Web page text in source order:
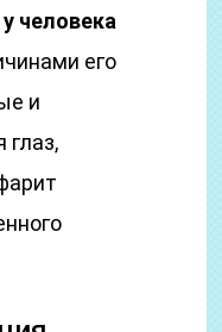
человека
его
и
глаз,